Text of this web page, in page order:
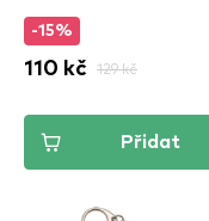
-15%
110 kč 129 kč
Přidat